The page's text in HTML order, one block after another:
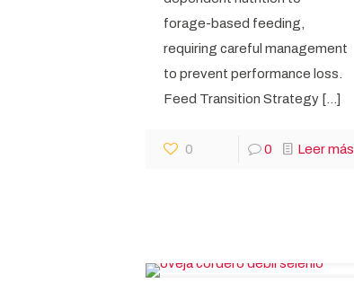
forage-based feeding,
requiring careful management
to prevent performance loss.
Feed Transition Strategy[…]
0 0 Leer más